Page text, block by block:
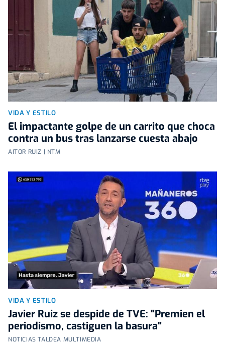
VIDA Y ESTILO
El impactante golpe de un carrito que choca
contra un bus tras lanzarse cuesta abajo
AITOR RUIZ | NTM
VIDA Y ESTILO
Javier Ruiz se despide de TVE: "Premien el
periodismo, castiguen la basura"
NOTICIAS TALDEA MULTIMEDIA